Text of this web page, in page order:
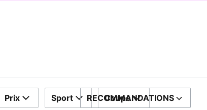
Prix Sport Coupe
TRIER PAR
RECOMMANDATIONS